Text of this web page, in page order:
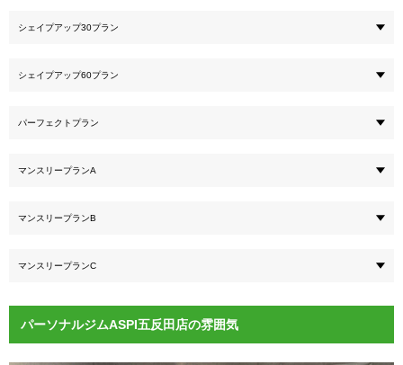
シェイプアップ30プラン
シェイプアップ60プラン
パーフェクトプラン
マンスリープランA
マンスリープランB
マンスリープランC
パーソナルジムASPI五反田店の雰囲気